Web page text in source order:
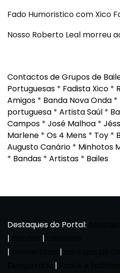
Fado Humoristico com Xico
Nosso Roberto Leal morreu
Contactos de Grupos de
Portuguesas * Fadista Xico *
Amigos * Banda Nova Onda *
portuguesa * Artista Saúl *
Campos * José Malhoa *
Marlene * Os 4 Mens * Toy *
Augusto Canário * Minhotos
* Bandas * Artistas * Bailes
Destaques do Portal:
|
|
|
|
|